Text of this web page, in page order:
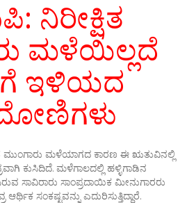
ನಿರೀಕ್ಷಿತ
ಮಳೆಯಿಲ್ಲದೆ
ಇಳಿಯದ
ಮುಂಗಾರು ಮಳೆಯಾಗದ ಕಾರಣ ಈ ಋತುವಿನಲ್ಲಿ
ಕುಸಿದಿದೆ. ಮಳೆಗಾಲದಲ್ಲಿ ಹಳ್ಳಿಗಾಡಿನ
ಸಾವಿರಾರು ಸಾಂಪ್ರದಾಯಿಕ ಮೀನುಗಾರರು
ಸಂಕಷ್ಟವನ್ನು ಎದುರಿಸುತ್ತಿದ್ದಾರೆ.